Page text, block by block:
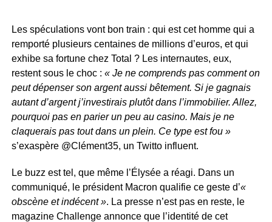
Les spéculations vont bon train : qui est cet homme qui a
remporté plusieurs centaines de millions d’euros, et qui
exhibe sa fortune chez Total ? Les internautes, eux,
restent sous le choc : « Je ne comprends pas comment on
peut dépenser son argent aussi bêtement. Si je gagnais
autant d’argent j’investirais plutôt dans l’immobilier. Allez,
pourquoi pas en parier un peu au casino. Mais je ne
claquerais pas tout dans un plein. Ce type est fou »
s’exaspère @Clément35, un Twitto influent.
Le buzz est tel, que même l’Élysée a réagi. Dans un
communiqué, le président Macron qualifie ce geste d’«
obscène et indécent ». La presse n’est pas en reste, le
magazine Challenge annonce que l’identité de cet